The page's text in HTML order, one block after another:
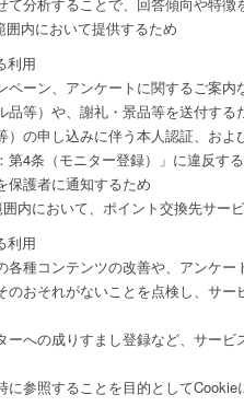
囲内において提供するため
利用
ーン、アンケートに関するご案内
等）や、謝礼・景品等を送付する
の申し込みに伴う本人認証、およ
4条（モニター登録）」に違反す
保護者に通知するため
内において、ポイント交換先サー
利用
種コンテンツの改善や、アンケ
おそれがないことを点検し、サ
への成りすまし登録など、サー
参照することを目的として